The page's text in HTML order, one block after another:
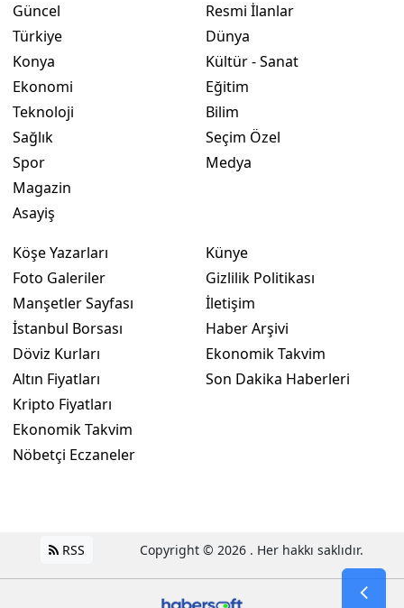
Güncel
Türkiye
Konya
Ekonomi
Teknoloji
Sağlık
Spor
Magazin
Asayiş
Resmi İlanlar
Dünya
Kültür - Sanat
Eğitim
Bilim
Seçim Özel
Medya
Köşe Yazarları
Foto Galeriler
Manşetler Sayfası
İstanbul Borsası
Döviz Kurları
Altın Fiyatları
Kripto Fiyatları
Ekonomik Takvim
Nöbetçi Eczaneler
Künye
Gizlilik Politikası
İletişim
Haber Arşivi
Ekonomik Takvim
Son Dakika Haberleri
RSS Copyright © 2026 . Her hakkı saklıdır.